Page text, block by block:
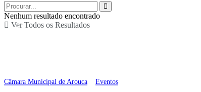
Nenhum resultado encontrado
Ver Todos os Resultados
Conversas no
Câmara Municipal de Arouca Eventos